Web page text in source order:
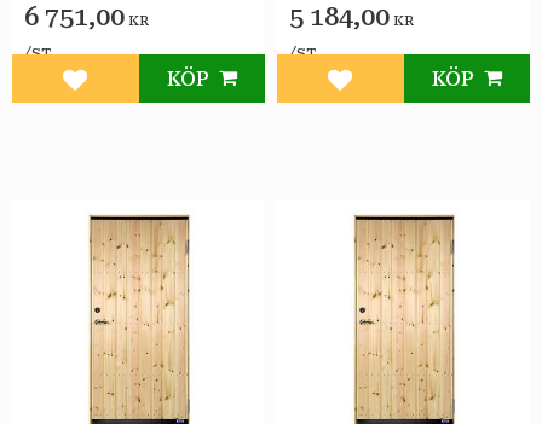
6 751,00 KR
/ST
Lägg till i favoriter
KÖP
5 184,00 KR
/ST
Lägg till i favoriter
KÖP